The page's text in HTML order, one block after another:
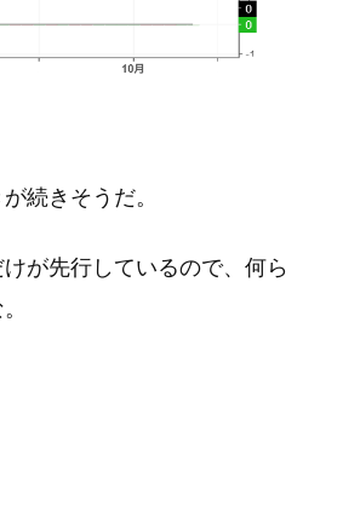
続きそうだ。
が先行しているので、何ら